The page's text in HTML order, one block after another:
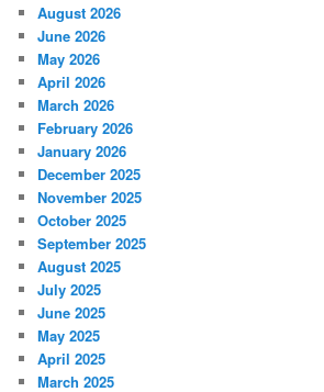
August 2026
June 2026
May 2026
April 2026
March 2026
February 2026
January 2026
December 2025
November 2025
October 2025
September 2025
August 2025
July 2025
June 2025
May 2025
April 2025
March 2025